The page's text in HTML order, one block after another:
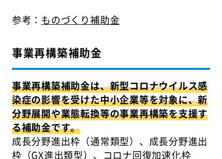
参考： ものづくり補助金
事業再構築補助金
事業再構築補助金は、新型コロナウイルス感
染症の影響を受けた中小企業等を対象に、新
分野展開や業態転換等の事業再構築を支援す
る補助金です。
成長分野進出枠（通常類型）、成長分野進出
枠（GX進出類型）、コロナ回復加速化枠